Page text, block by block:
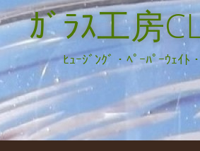
ｶﾞﾗｽ工房
ﾋｭｰｼﾞﾝｸﾞ・ﾍﾟｰﾊﾟｰｳｪｲﾄ